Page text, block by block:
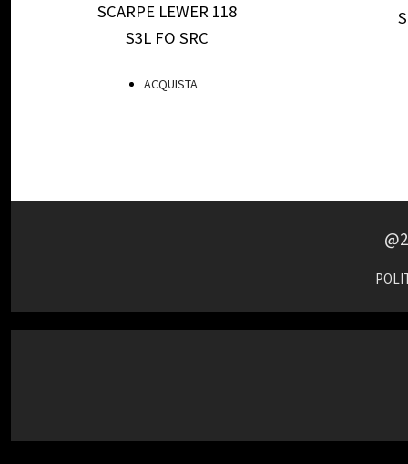
SCARPE LEWER 118
S3L FO SRC
ACQUISTA